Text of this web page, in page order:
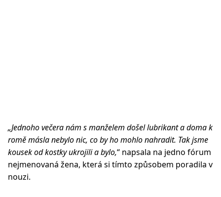
„Jednoho večera nám s manželem došel lubrikant a doma k
romě másla nebylo nic, co by ho mohlo nahradit. Tak jsme
kousek od kostky ukrojili a bylo,“ napsala na jedno fórum
nejmenovaná žena, která si tímto způsobem poradila v
nouzi.